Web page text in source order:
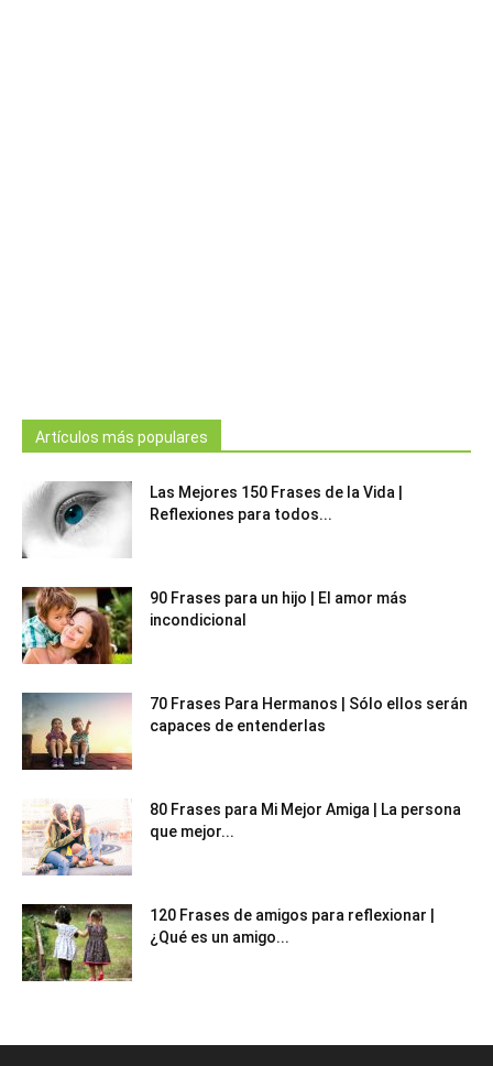
Artículos más populares
Las Mejores 150 Frases de la Vida |
Reflexiones para todos...
90 Frases para un hijo | El amor más
incondicional
70 Frases Para Hermanos | Sólo ellos serán
capaces de entenderlas
80 Frases para Mi Mejor Amiga | La persona
que mejor...
120 Frases de amigos para reflexionar |
¿Qué es un amigo...